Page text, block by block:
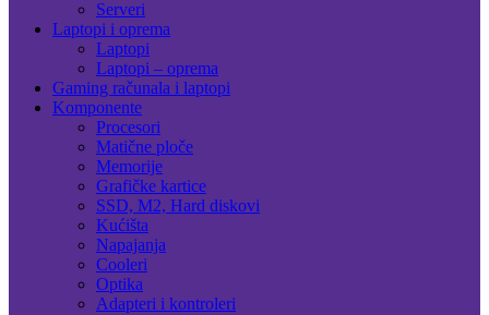
Serveri
Laptopi i oprema
Laptopi
Laptopi – oprema
Gaming računala i laptopi
Komponente
Procesori
Matične ploče
Memorije
Grafičke kartice
SSD, M2, Hard diskovi
Kućišta
Napajanja
Cooleri
Optika
Adapteri i kontroleri